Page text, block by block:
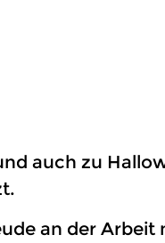
auch zu
an der Arbeit